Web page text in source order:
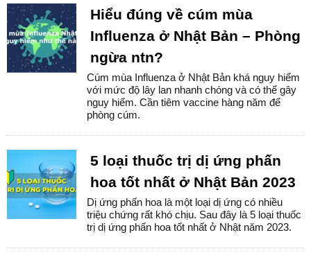
Hiểu đúng về cúm mùa
Influenza ở Nhật Bản – Phòng
ngừa ntn?
Cúm mùa Influenza ở Nhật Bản khá nguy hiểm
với mức độ lây lan nhanh chóng và có thể gây
nguy hiểm. Cần tiêm vaccine hàng năm để
phòng cúm.
5 loại thuốc trị dị ứng phấn
hoa tốt nhất ở Nhật Bản 2023
Dị ứng phấn hoa là một loại dị ứng có nhiều
triệu chứng rất khó chịu. Sau đây là 5 loại thuốc
trị dị ứng phấn hoa tốt nhất ở Nhật năm 2023.